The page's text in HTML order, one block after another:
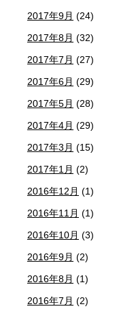
2017年9月 (24)
2017年8月 (32)
2017年7月 (27)
2017年6月 (29)
2017年5月 (28)
2017年4月 (29)
2017年3月 (15)
2017年1月 (2)
2016年12月 (1)
2016年11月 (1)
2016年10月 (3)
2016年9月 (2)
2016年8月 (1)
2016年7月 (2)